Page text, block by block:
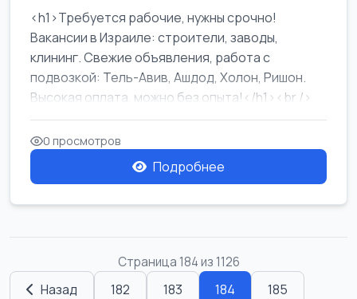
<h1>Требуется рабочие, нужны срочно!
Вакансии в Израиле: строители, заводы,
клининг. Свежие объявления, работа с
подвозкой: Тель-Авив, Ашдод, Холон, Ришон.
Высокая оплата, можно без опыта!</h1><br />
...
0 просмотров
Подробнее
Страница 184 из 1126
Назад 182 183 184 185